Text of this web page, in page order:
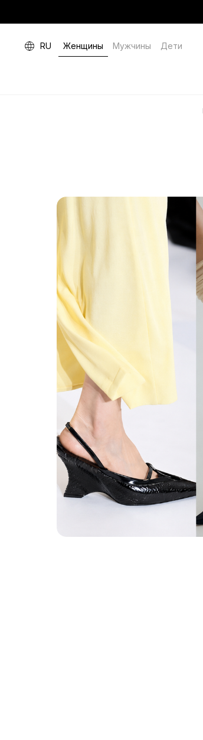
RU Женщины Мужчины Дети